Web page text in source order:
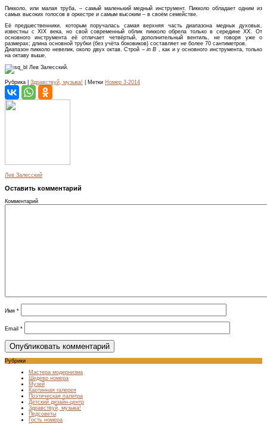
Пикколо, или малая труба, – самый маленький медный инструмент. Пикколо обладает одним из
самых высоких голосов в оркестре и самым высоким – в своём семействе.
Её предшественники, которым поручалась самая верхняя часть диапазона медных духовых,
известны с XIX века, но свой современный облик пикколо обрела только в середине XX. От
основного инструмента её отличает четвёртый, дополнительный вентиль, не говоря уже о
размерах; длина основной трубки (без учёта боковиков) составляет не более 70 сантиметров.
Диапазон пикколо невелик, около двух октав. Строй – in B , как и у основного инструмента, только
на октаву выше.
Лев Залесский.
Рубрика | Здравствуй, музыка! | Метки Номер 3-2014
Лев Залесский
Оставить комментарий
Комментарий
Имя *
Email *
Рубрики
Мастера модернизма
Шедевр номера
Музей
Картинная галерея
Поэтическая палитра
Детский дизайн-центр
Здравствуй, музыка!
Педсоветы
Гость номера